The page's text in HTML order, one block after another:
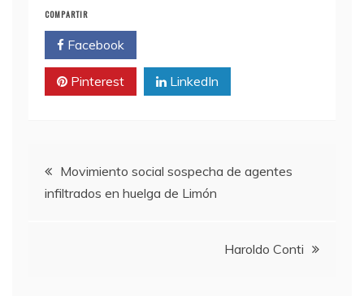
COMPARTIR
Facebook
Pinterest LinkedIn
Navegación
de
Movimiento social sospecha de agentes
infiltrados en huelga de Limón
Haroldo Conti